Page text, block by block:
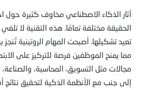
أثار الذكاء الاصطناعي مخاوف كثيرة حول
الحقيقة مختلفة تمامًا. هذه التقنية لا تلغي
تعيد تشكيلها. أصبحت المهام الروتينية تُنجز
مما يمنح الموظفين فرصة للتركيز على
مجالات مثل التسويق، المحاسبة، والصناعة،
إلى جنب مع الأنظمة الذكية لتحقيق